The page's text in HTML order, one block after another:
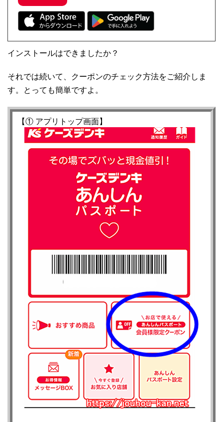
インストールはできましたか？
それでは続いて、クーポンのチェック方法をご紹介しま
す。とっても簡単ですよ。
【① アプリトップ画面】